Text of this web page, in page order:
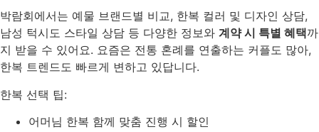
박람회에서는 예물 브랜드별 비교, 한복 컬러 및 디자인 상담,
남성 턱시도 스타일 상담 등 다양한 정보와 계약 시 특별 혜택까
지 받을 수 있어요. 요즘은 전통 혼례를 연출하는 커플도 많아,
한복 트렌드도 빠르게 변하고 있답니다.
한복 선택 팁:
어머님 한복 함께 맞춤 진행 시 할인